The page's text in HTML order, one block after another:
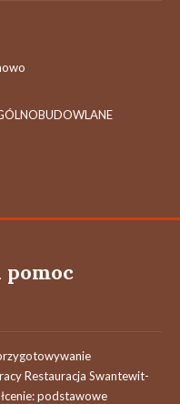
pomoc
Restauracja Swantewit-
podstawowe